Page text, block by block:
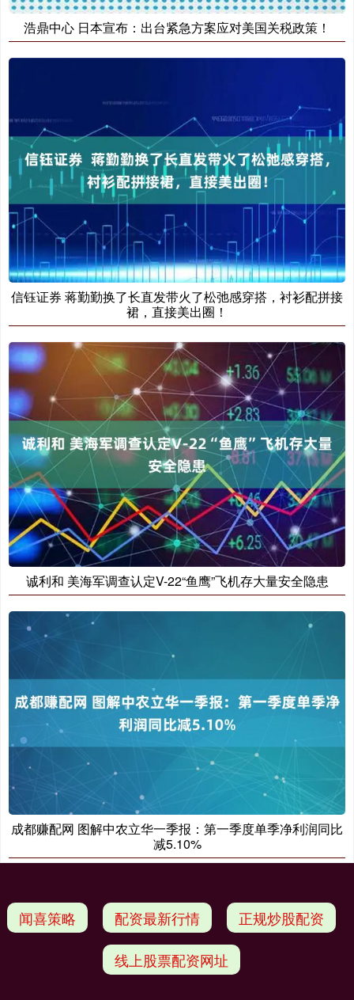
浩鼎中心 日本宣布：出台紧急方案应对美国关税政策！
信钰证券 蒋勤勤换了长直发带火了松弛感穿搭，衬衫配拼接
裙，直接美出圈！
诚利和 美海军调查认定V-22“鱼鹰”飞机存大量安全隐患
成都赚配网 图解中农立华一季报：第一季度单季净利润同比
减5.10%
闻喜策略 配资最新行情 正规炒股配资
线上股票配资网址